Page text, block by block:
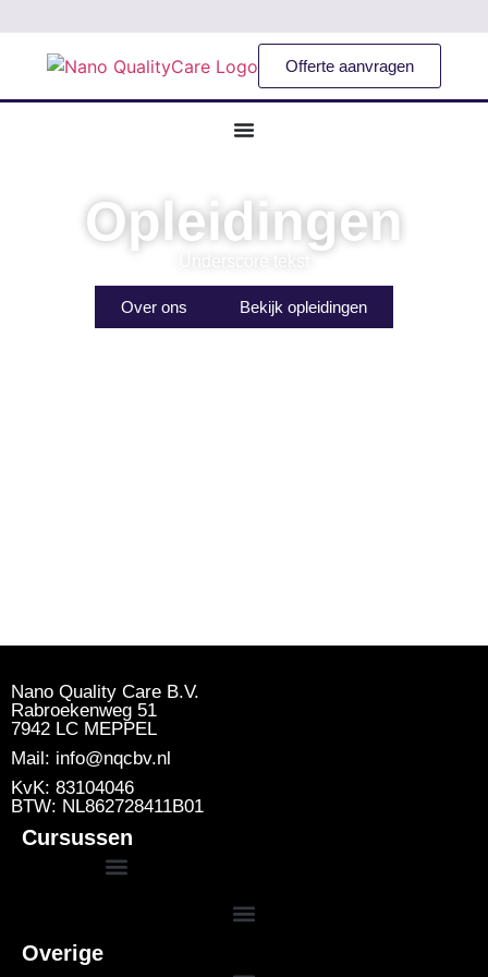
Offerte aanvragen
Opleidingen
Over ons Bekijk opleidingen
Nano Quality Care B.V.
Rabroekenweg 51
7942 LC MEPPEL
Mail: info@nqcbv.nl
KvK: 83104046
BTW: NL862728411B01
Cursussen
Overige